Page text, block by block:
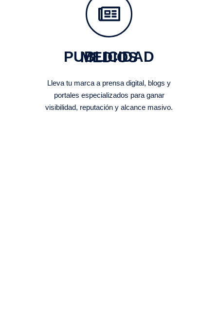
PUBLICIDAD MEDIOS
Lleva tu marca a prensa digital, blogs y
portales especializados para ganar
visibilidad, reputación y alcance masivo.